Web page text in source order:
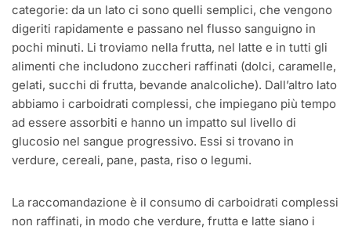
categorie: da un lato ci sono quelli semplici, che vengono
digeriti rapidamente e passano nel flusso sanguigno in
pochi minuti. Li troviamo nella frutta, nel latte e in tutti gli
alimenti che includono zuccheri raffinati (dolci, caramelle,
gelati, succhi di frutta, bevande analcoliche). Dall’altro lato
abbiamo i carboidrati complessi, che impiegano più tempo
ad essere assorbiti e hanno un impatto sul livello di
glucosio nel sangue progressivo. Essi si trovano in
verdure, cereali, pane, pasta, riso o legumi.
La raccomandazione è il consumo di carboidrati complessi
non raffinati, in modo che verdure, frutta e latte siano i